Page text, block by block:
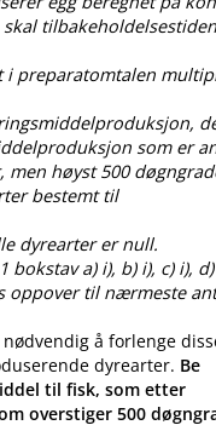
i preparatomtalen
som er
men høyst 500
bestemt til
dyrearter er null.
a) i), b) i), c) i),
oppover til nærmeste
å forlenge
dyrearter. Be
til fisk, som etter
overstiger 500